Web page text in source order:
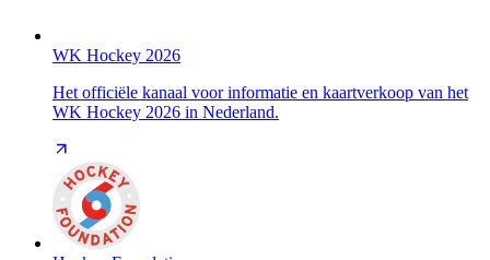
WK Hockey 2026
Het officiële kanaal voor informatie en kaartverkoop van het
WK Hockey 2026 in Nederland.